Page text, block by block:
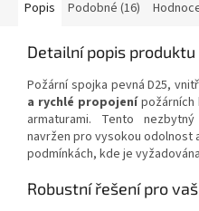
Popis Podobné (16)
Detailní popis produktu
Požární spojka pevná D25,
a rychlé propojenípožárních
armaturami. Tento
navržen pro vysokou odolnost
podmínkách, kde je
Robustní řešení pro